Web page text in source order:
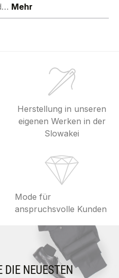
Mehr
Herstellung in unseren
eigenen Werken in der
Slowakei
Mode für
anspruchsvolle Kunden
DIE NEUESTEN